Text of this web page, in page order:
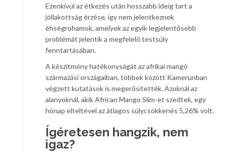
Ezenkívül az étkezés után hosszabb ideig tart a
jóllakottság érzése, így nem jelentkeznek
éhségrohamok, amelyek az egyik legjelentősebb
problémát jelentik a megfelelő testsúly
fenntartásában.
A készítmény hatékonyságát az afrikai mangó
származási országaiban, többek között Kamerunban
végzett kutatások is megerősítették. Azoknál az
alanyoknál, akik African Mango Slim-et szedtek, egy
hónap elteltével az átlagos súlycsökkenés 5,26% volt.
Ígéretesen hangzik, nem
igaz?